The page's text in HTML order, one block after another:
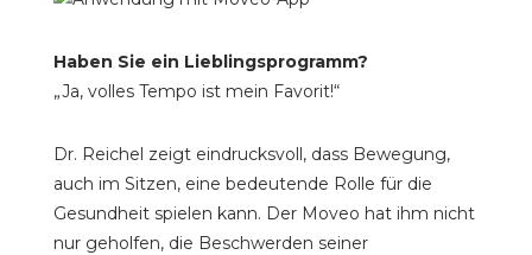
Haben Sie ein Lieblingsprogramm?
„Ja, volles Tempo ist mein Favorit!“
Dr. Reichel zeigt eindrucksvoll, dass Bewegung,
auch im Sitzen, eine bedeutende Rolle für die
Gesundheit spielen kann. Der Moveo hat ihm nicht
nur geholfen, die Beschwerden seiner